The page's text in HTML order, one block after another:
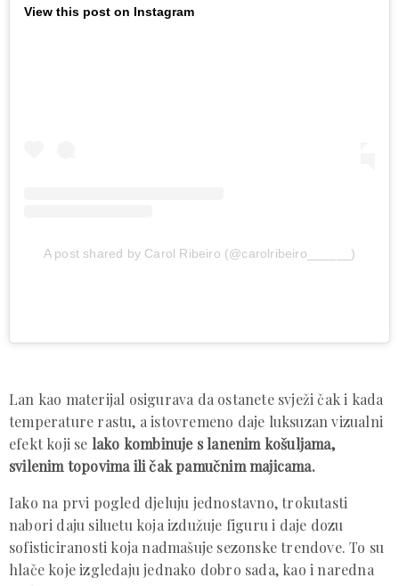
View this post on Instagram
A post shared by Carol Ribeiro (@carolribeiro______)
Lan kao materijal osigurava da ostanete svježi čak i kada
temperature rastu, a istovremeno daje luksuzan vizualni
efekt koji se lako kombinuje s lanenim košuljama,
svilenim topovima ili čak pamučnim majicama.
Iako na prvi pogled djeluju jednostavno, trokutasti
nabori daju siluetu koja izdužuje figuru i daje dozu
sofisticiranosti koja nadmašuje sezonske trendove. To su
hlače koje izgledaju jednako dobro sada, kao i naredna